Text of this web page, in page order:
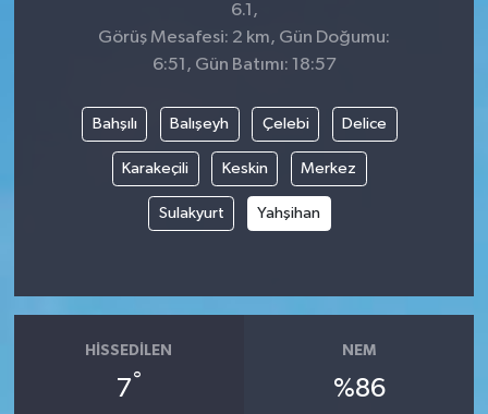
6.1,
Görüş Mesafesi: 2 km, Gün Doğumu:
6:51, Gün Batımı: 18:57
Bahşılı Balışeyh Çelebi Delice
Karakeçili Keskin Merkez
Sulakyurt Yahşihan
HISSEDILEN
7°
NEM
%86
Günün Haberleri
Yazarlarımız
Tüm Makaleler
Tüm Haberler
Son Dakika
Tüm Haberler